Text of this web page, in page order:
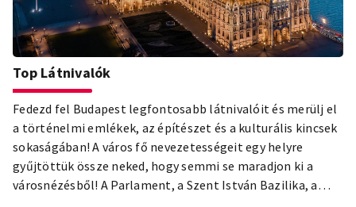
Top Látnivalók
Fedezd fel Budapest legfontosabb látnivalóit és merülj el
a történelmi emlékek, az építészet és a kulturális kincsek
sokaságában! A város fő nevezetességeit egy helyre
gyűjtöttük össze neked, hogy semmi se maradjon ki a
városnézésből! A Parlament, a Szent István Bazilika, a